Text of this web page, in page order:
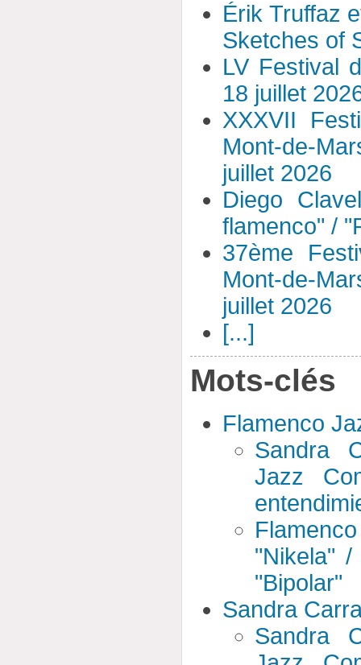
Érik Truffaz
Sketches of
LV Festival
18 juillet
XXXVII
Mont-de-
juillet 2026
Diego
flamenco" /
37ème
Mont-de-
juillet 2026
[...]
Mots-clés
Flamenco
Sandra
Jazz
"Nikela"
"Bipolar"
Sandra
Sandra